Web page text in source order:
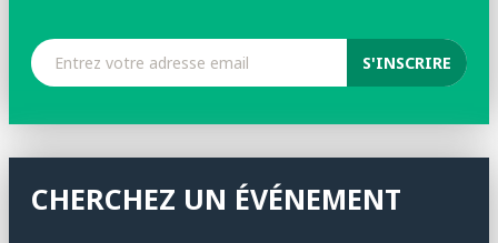
CHERCHEZ UN ÉVÉNEMENT